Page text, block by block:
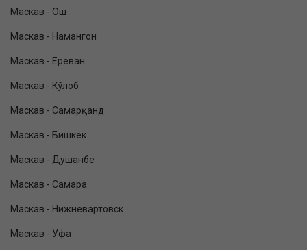
Маскав - Ош
Маскав - Намангон
Маскав - Ереван
Маскав - Кўлоб
Маскав - Самарқанд
Маскав - Бишкек
Маскав - Душанбе
Маскав - Самара
Маскав - Нижневартовск
Маскав - Уфа